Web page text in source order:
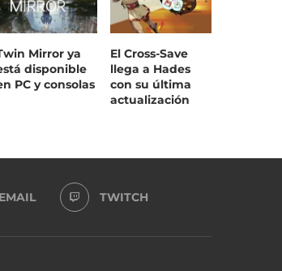
Mirror ya
disponible
PC y consolas
El Cross-Save
llega a Hades
con su última
actualización
EMAIL TWITCH